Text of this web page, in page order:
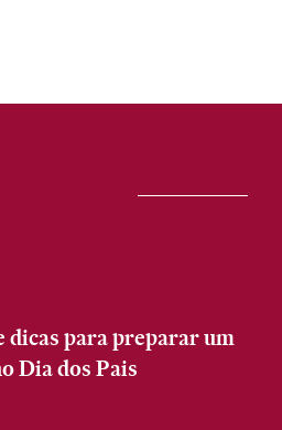
dicas para preparar um
Dia dos Pais